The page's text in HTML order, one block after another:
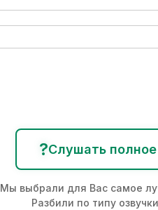
?Слушать
Мы выбрали для Вас самое
Разбили по типу